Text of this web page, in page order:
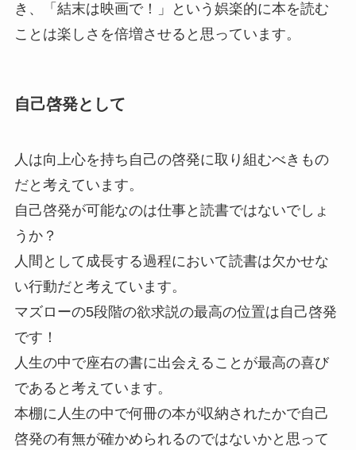
き、「結末は映画で！」という娯楽的に本を読む
ことは楽しさを倍増させると思っています。
自己啓発として
人は向上心を持ち自己の啓発に取り組むべきもの
だと考えています。
自己啓発が可能なのは仕事と読書ではないでしょ
うか？
人間として成長する過程において読書は欠かせな
い行動だと考えています。
マズローの5段階の欲求説の最高の位置は自己啓発
です！
人生の中で座右の書に出会えることが最高の喜び
であると考えています。
本棚に人生の中で何冊の本が収納されたかで自己
啓発の有無が確かめられるのではないかと思って